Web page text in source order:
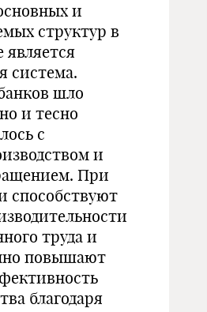
и
структур в
является
система.
шло
и тесно
с
и
При
способствуют
труда и
повышают
благодаря